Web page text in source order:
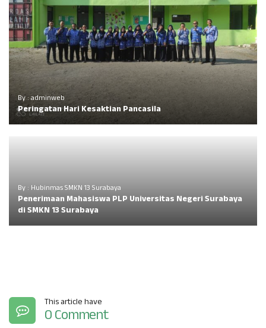
By : adminweb
Peringatan Hari Kesaktian Pancasila
By : Hubinmas SMKN 13 Surabaya
Penerimaan Mahasiswa PLP Universitas Negeri Surabaya
di SMKN 13 Surabaya
This article have
0 Comment